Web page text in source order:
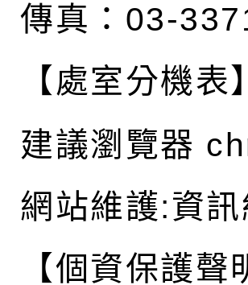
傳真：03-
【處室分機表】
建議瀏覽器
網站維護:資訊
【個資保護聲